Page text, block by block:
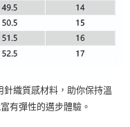
針織質感材料，助你保持溫
有彈性的邁步體驗。